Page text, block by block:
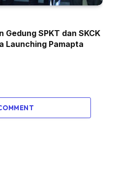
Gedung SPKT dan SKCK
Launching Pamapta